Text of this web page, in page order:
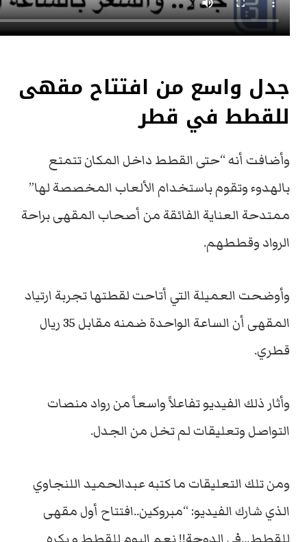
جدل واسع من افتتاح مقهى
للقطط في قطر
وأضافت أنه “حتى القطط داخل المكان تتمتع
بالهدوء وتقوم باستخدام الألعاب المخصصة لها”
ممتدحة العناية الفائقة من أصحاب المقهى براحة
الرواد وقططهم.
وأوضحت العميلة التي أتاحت لقطتها تجربة ارتياد
المقهى أن الساعة الواحدة ضمنه مقابل 35 ريال
قطري.
وأثار ذلك الفيديو تفاعلاً واسعاً من رواد منصات
التواصل وتعليقات لم تخل من الجدل.
ومن تلك التعليقات ما كتبه عبدالحميد اللنجاوي
الذي شارك الفيديو: “مبروكين..افتتاح أول مقهى